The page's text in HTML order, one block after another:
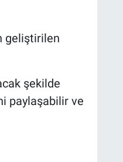
geliştirilen
şekilde
paylaşabilir ve